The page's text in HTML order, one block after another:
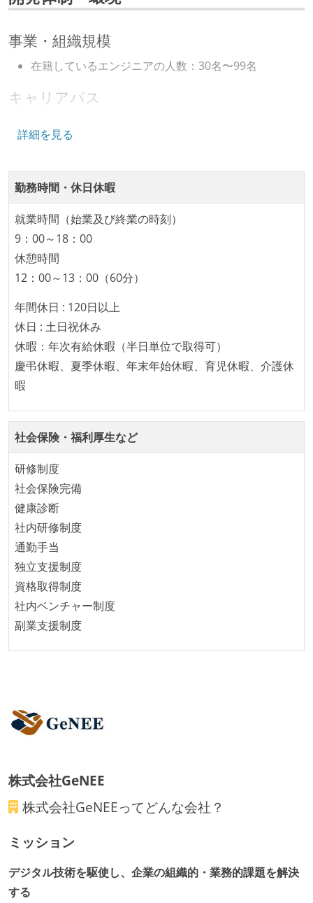
ソースコード管理
プロジェクト管理
slack
その他
aws
zoom
事業・組織規模
在籍しているエンジニアの人数：30名〜99名
キャリアパス
いる
など、キャリア形成を目的とした職域を超えての積極
的な異動が推奨され、実施されている
技術カルチャー
CTO またはそれに準じる、技術やワークフローの標準
化を行う役割の人・部門が存在する
ング部門の人間が経営に参加している
経営トップがエンジニア出身、または現役のエンジニ
アである
社外から登壇を依頼・指名を受けるようなエンジニア
Slack等で、最新技術の良し悪しをメンバーがよく会話
している
開発メンバーの裁量
設計・実装から運用までを同じ開発チームが担い、フ
ロントエンド、バックエンド、インフラといった役割
の境界を超えて、個人が必要な範囲にまで染み出して
いく姿勢が根付いている
ユーザーのニーズや課題を理解するために、開発チー
ムのメンバーが、ユーザーインタビューに参加してい
る
企画を決定する場に、実装を担当する開発メンバーが
参加している
ーまたはペアプログラミングを実施している
いる
何らかのコーディング規約をチーム全体で遵守するよ
提出されたコードには自動的にリグレッションテスト
テストの実施度
詳細を見る
勤務時間・休日休暇
就業時間（始業及び終業の時刻）
9：00～18：00
休憩時間
12：00～13：00（60分）
年間休日 : 120日以上
休日 : 土日祝休み
休暇：年次有給休暇（半日単位で取得可）
慶弔休暇、夏季休暇、年末年始休暇、育児休暇、介護休
暇
社会保険・福利厚生など
研修制度
社会保険完備
健康診断
社内研修制度
通勤手当
独立支援制度
資格取得制度
社内ベンチャー制度
副業支援制度
株式会社GeNEE
株式会社GeNEEってどんな会社？
ミッション
デジタル技術を駆使し、企業の組織的・業務的課題を解決
する